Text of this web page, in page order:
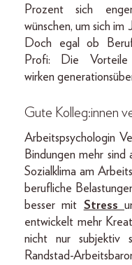
Prozent sich
wünschen, um sich im
Doch egal ob
Profi: Die Vorteile
wirken
Gute Kolleg:innen
Arbeitspsychologin
Bindungen mehr sind
Sozialklima am
berufliche
besser mit Stress
entwickelt mehr
nicht nur subjektiv
Randstad-